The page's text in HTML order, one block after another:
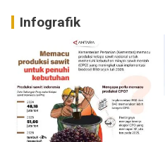
Infografik